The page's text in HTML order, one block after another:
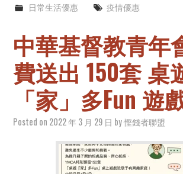
日常生活優惠 疫情優惠
中華基督教青年
費送出 150套 桌
「家」多Fun 遊
Posted on 2022 年 3 月 29 日 by慳錢者聯盟